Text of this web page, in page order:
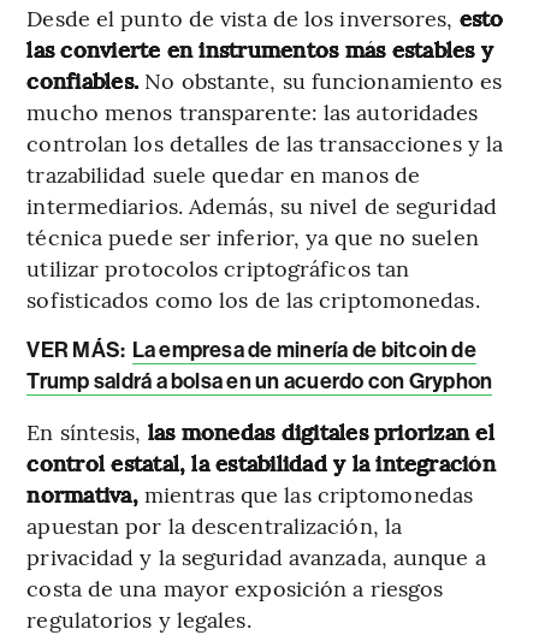
Desde el punto de vista de los inversores, esto
las convierte en instrumentos más estables y
confiables. No obstante, su funcionamiento es
mucho menos transparente: las autoridades
controlan los detalles de las transacciones y la
trazabilidad suele quedar en manos de
intermediarios. Además, su nivel de seguridad
técnica puede ser inferior, ya que no suelen
utilizar protocolos criptográficos tan
sofisticados como los de las criptomonedas.
VER MÁS: La empresa de minería de bitcoin de
Trump saldrá a bolsa en un acuerdo con Gryphon
En síntesis, las monedas digitales priorizan el
control estatal, la estabilidad y la integración
normativa,mientras que las criptomonedas
apuestan por la descentralización, la
privacidad y la seguridad avanzada, aunque a
costa de una mayor exposición a riesgos
regulatorios y legales.